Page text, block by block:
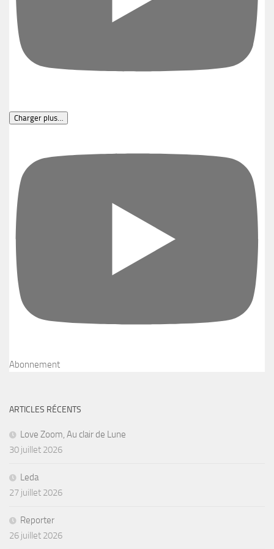
Charger plus…
Abonnement
ARTICLES RÉCENTS
Love Zoom, Au clair de Lune
30 juillet 2026
Leda
27 juillet 2026
Reporter
26 juillet 2026